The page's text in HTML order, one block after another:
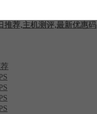
推荐,主机测评,最新优惠码